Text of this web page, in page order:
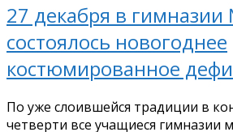
27 декабря в
состоялось новогоднее
костюмированное
По уже слоившейся традиции в
четверти все учащиеся гимназии